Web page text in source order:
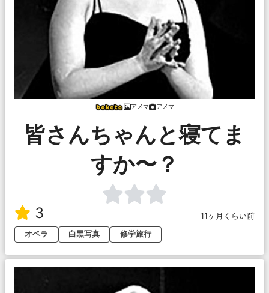
アメマ アメマ
皆さんちゃんと寝てま
すか〜？
3
11ヶ月くらい前
オペラ
白黒写真 修学旅行